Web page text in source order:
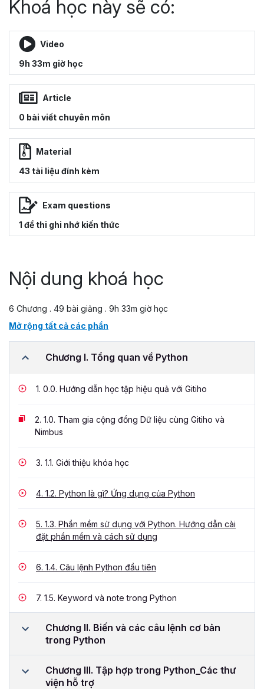
Khoá học này sẽ có:
Video
9h 33m giờ học
Article
0 bài viết chuyên môn
Material
43 tài liệu đính kèm
Exam questions
1 đề thi ghi nhớ kiến thức
Nội dung khoá học
6 Chương . 49 bài giảng . 9h 33m giờ học
Mở rộng tất cả các phần
Chương I. Tổng quan về Python
1. 0.0. Hướng dẫn học tập hiệu quả với Gitiho
2. 1.0. Tham gia cộng đồng Dữ liệu cùng Gitiho và
Nimbus
3. 1.1. Giới thiệu khóa học
4. 1.2. Python là gì? Ứng dụng của Python
5. 1.3. Phần mềm sử dụng với Python. Hướng dẫn cài
đặt phần mềm và cách sử dụng
6. 1.4. Câu lệnh Python đầu tiên
7. 1.5. Keyword và note trong Python
Chương II. Biến và các câu lệnh cơ bản
trong Python
Chương III. Tập hợp trong Python_Các thư
viện hỗ trợ